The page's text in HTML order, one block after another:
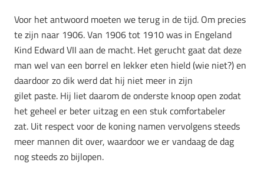
Voor het antwoord moeten we terug in de tijd. Om precies
te zijn naar 1906. Van 1906 tot 1910 was in Engeland
Kind Edward VII aan de macht. Het gerucht gaat dat deze
man wel van een borrel en lekker eten hield (wie niet?) en
daardoor zo dik werd dat hij niet meer in zijn
gilet paste. Hij liet daarom de onderste knoop open zodat
het geheel er beter uitzag en een stuk comfortabeler
zat. Uit respect voor de koning namen vervolgens steeds
meer mannen dit over, waardoor we er vandaag de dag
nog steeds zo bijlopen.